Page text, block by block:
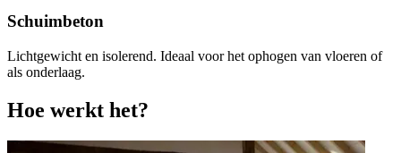
Schuimbeton
Lichtgewicht en isolerend. Ideaal voor het ophogen van vloeren of
als onderlaag.
Hoe werkt het?